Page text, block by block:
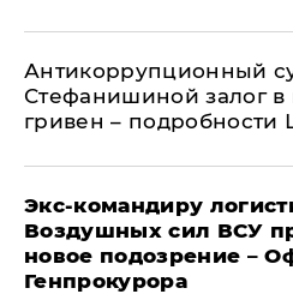
Антикоррупционный
Стефанишиной залог в
гривен – подробности
Экс-командиру
Воздушных сил ВСУ
новое подозрение –
Генпрокурора